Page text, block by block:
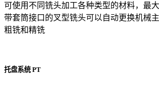
可使用不同铣头加工各种类型的材料，最
带套筒接口的叉型铣头可以自动更换机械
粗铣和精铣
托盘系统 PT